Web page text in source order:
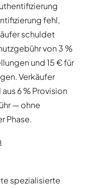
fehl,
schuldet
von 3 %
und 15 € für
Verkäufer
6 % Provision
— ohne
Phase.
spezialisierte